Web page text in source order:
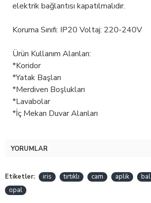
elektrik bağlantısı kapatılmalıdır.
Koruma Sınıfı: IP20 Voltaj: 220-240V
Ürün Kullanım Alanları:
*Koridor
*Yatak Başları
*Merdiven Boşlukları
*Lavabolar
*İç Mekan Duvar Alanları
YORUMLAR
Etiketler: iris tırtıklı cam aplik bal
opal